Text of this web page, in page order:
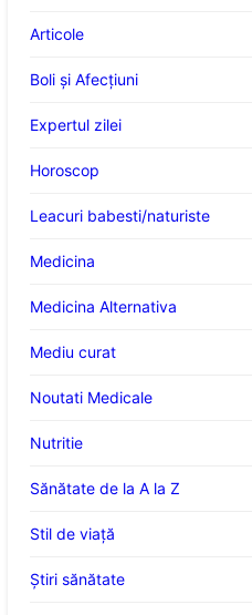
Articole
Boli și Afecțiuni
Expertul zilei
Horoscop
Leacuri babesti/naturiste
Medicina
Medicina Alternativa
Mediu curat
Noutati Medicale
Nutritie
Sănătate de la A la Z
Stil de viaţă
Ştiri sănătate